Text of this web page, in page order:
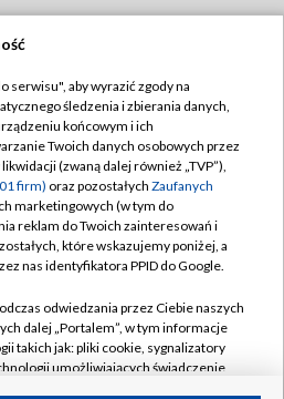
TVP
TVP
prywatności
zgody
Pomoc
Kontakt
serwisu", aby wyrazić zgody na
śledzenia i zbierania danych,
końcowym i ich
Twoich danych osobowych przez
(zwaną dalej również „TVP”),
firm) oraz pozostałych Zaufanych
marketingowych (w tym do
reklam do Twoich zainteresowań i
które wskazujemy poniżej, a
nas identyfikatora PPID do Google.
odwiedzania przez Ciebie naszych
dalej „Portalem”, w tym informacje
takich jak: pliki cookie, sygnalizatory
umożliwiających świadczenie